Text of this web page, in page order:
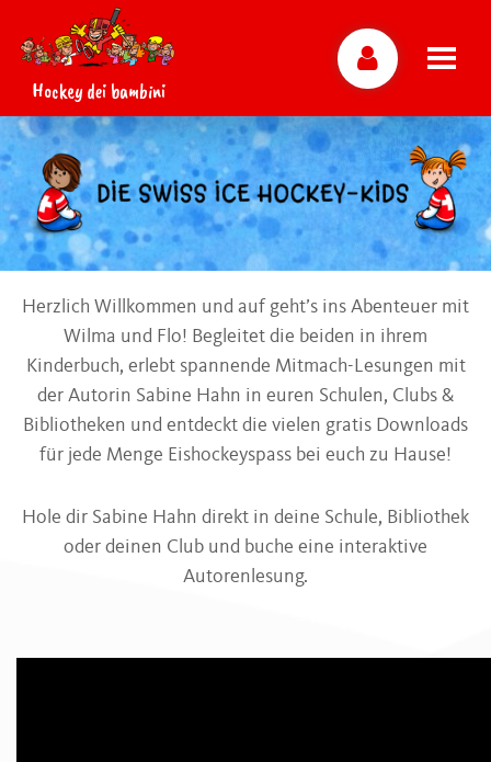
Hockey dei bambini
Herzlich Willkommen und auf geht’s ins Abenteuer mit
Wilma und Flo! Begleitet die beiden in ihrem
Kinderbuch, erlebt spannende Mitmach-Lesungen mit
der Autorin Sabine Hahn in euren Schulen, Clubs &
Bibliotheken und entdeckt die vielen gratis Downloads
für jede Menge Eishockeyspass bei euch zu Hause!
Hole dir Sabine Hahn direkt in deine Schule, Bibliothek
oder deinen Club und buche eine interaktive
Autorenlesung.